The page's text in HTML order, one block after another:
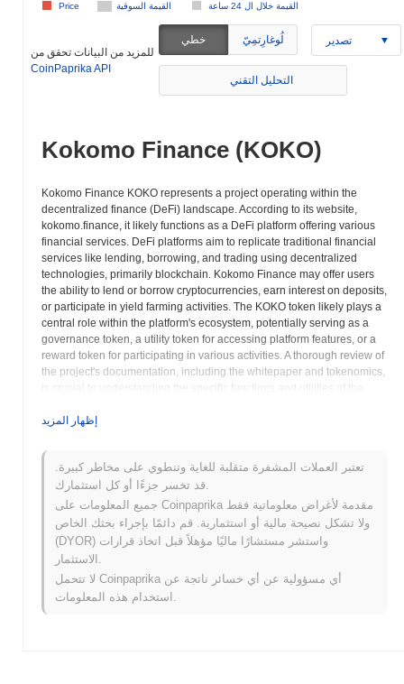
القيمة السوقية القيمة خلال ال 24 ساعة Price
للمزيد من البيانات تحقق من
CoinPaprika API
خطي لُوغارِتمِيّ تصدير
التحليل التقني
Kokomo Finance (KOKO)
Kokomo Finance KOKO represents a project operating within the
decentralized finance (DeFi) landscape. According to its website,
kokomo.finance, it likely functions as a DeFi platform offering various
financial services. DeFi platforms aim to replicate traditional financial
services like lending, borrowing, and trading using decentralized
technologies, primarily blockchain. Kokomo Finance may offer users
the ability to lend or borrow cryptocurrencies, earn interest on deposits,
or participate in yield farming activities. The KOKO token likely plays a
central role within the platform's ecosystem, potentially serving as a
governance token, a utility token for accessing platform features, or a
reward token for participating in various activities. A thorough review of
the project's documentation, including the whitepaper and tokenomics,
is crucial to understanding the specific functions and utilities of the
processes and ensure transparency. Users interact with these smart
DeFi platforms include smart contract vulnerabilities, impermanent
loss, and regulatory uncertainty. It's essential to conduct thorough
research and understand these risks before participating in any DeFi
activity. Kokomo Finance aims to provide users with access to
decentralized financial services, empowering them to manage their
assets and participate in the growing DeFi ecosystem. The project may
also focus on specific niches within the DeFi space, such as lending
protocols, decentralized exchanges, or yield optimization strategies.
The KOKO token may also be used to incentivize community
participation and reward users for contributing to the platform's growth.
The success of Kokomo Finance will depend on its ability to attract
إظهار المزيد
تعتبر العملات المشفرة متقلبة للغاية وتنطوي على مخاطر كبيرة.
قد تخسر جزءًا أو كل استثمارك.
جميع المعلومات على Coinpaprika مقدمة لأغراض معلوماتية فقط
ولا تشكل نصيحة مالية أو استثمارية. قم دائمًا بإجراء بحثك الخاص
(DYOR) واستشر مستشارًا ماليًا مؤهلاً قبل اتخاذ قرارات
لا تتحمل Coinpaprika أي مسؤولية عن أي خسائر ناتجة عن